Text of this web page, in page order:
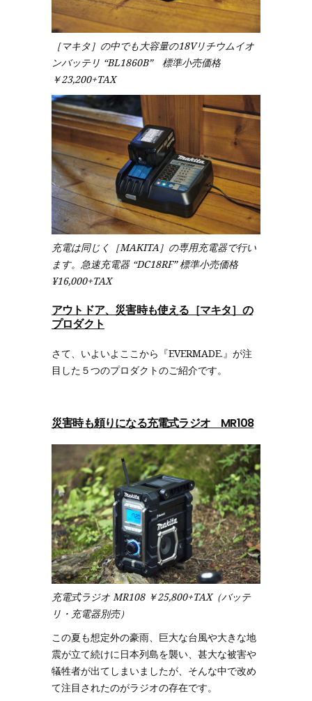
［マキタ］の中でも大容量の18Vリチウムイオ
ンバッテリ “BL1860B” 標準小売価格
￥23,200+TAX
充電は同じく［MAKITA］の専用充電器で行い
ます。急速充電器 “DC18RF” 標準小売価格
¥16,000+TAX
アウトドア、災害時も使える［マキタ］の
プロダクト
さて、いよいよここから『EVERMADE.』が注
目した５つのプロダクトのご紹介です。
災害時も頼りになる充電式ラジオ MR108
充電式ラジオ MR108 ￥25,800+TAX（バッテ
リ・充電器別売）
この夏も想定外の豪雨、巨大な台風や大きな地
震が立て続けに日本列島を襲い、甚大な被害や
犠牲者が出てしまいましたが、そんな中で改め
て注目されたのがラジオの存在です。